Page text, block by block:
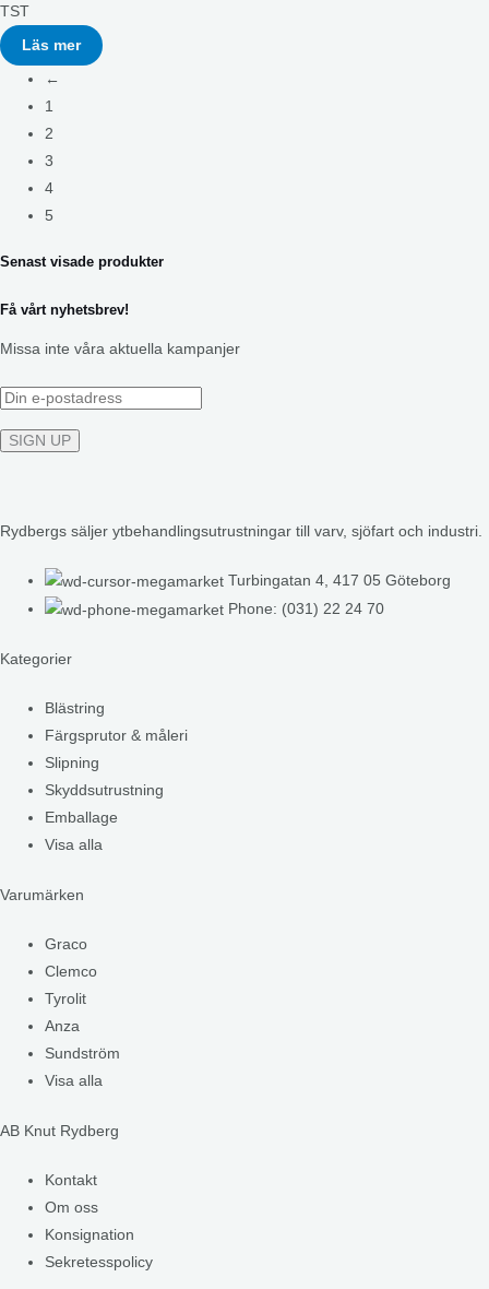
TST
Läs mer
←
1
2
3
4
5
Senast visade produkter
Få vårt nyhetsbrev!
Missa inte våra aktuella kampanjer
Rydbergs säljer ytbehandlingsutrustningar till varv, sjöfart och industri.
Turbingatan 4, 417 05 Göteborg
Phone: (031) 22 24 70
Kategorier
Blästring
Färgsprutor & måleri
Slipning
Skyddsutrustning
Emballage
Visa alla
Varumärken
Graco
Clemco
Tyrolit
Anza
Sundström
Visa alla
AB Knut Rydberg
Kontakt
Om oss
Konsignation
Sekretesspolicy